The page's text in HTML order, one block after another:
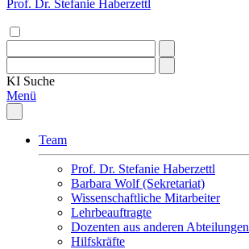
Prof. Dr. Stefanie Haberzettl
KI Suche
Menü
Team
Prof. Dr. Stefanie Haberzettl
Barbara Wolf (Sekretariat)
Wissenschaftliche Mitarbeiter
Lehrbeauftragte
Dozenten aus anderen Abteilungen
Hilfskräfte